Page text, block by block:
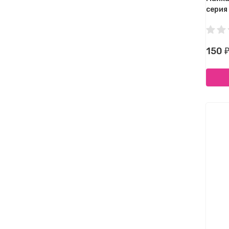
150 ₽